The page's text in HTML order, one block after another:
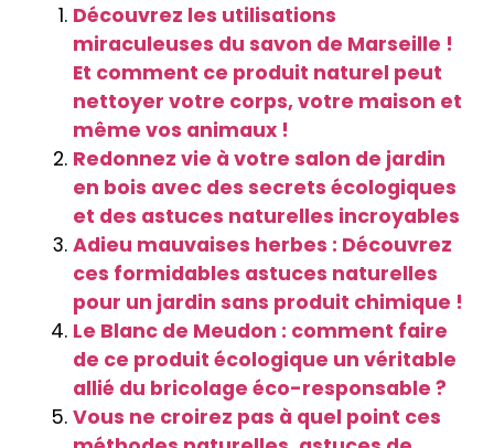
Découvrez les utilisations
miraculeuses du savon de Marseille !
Et comment ce produit naturel peut
nettoyer votre corps, votre maison et
même vos animaux !
Redonnez vie à votre salon de jardin
en bois avec des secrets écologiques
et des astuces naturelles incroyables
Adieu mauvaises herbes : Découvrez
ces formidables astuces naturelles
pour un jardin sans produit chimique !
Le Blanc de Meudon : comment faire
de ce produit écologique un véritable
allié du bricolage éco-responsable ?
Vous ne croirez pas à quel point ces